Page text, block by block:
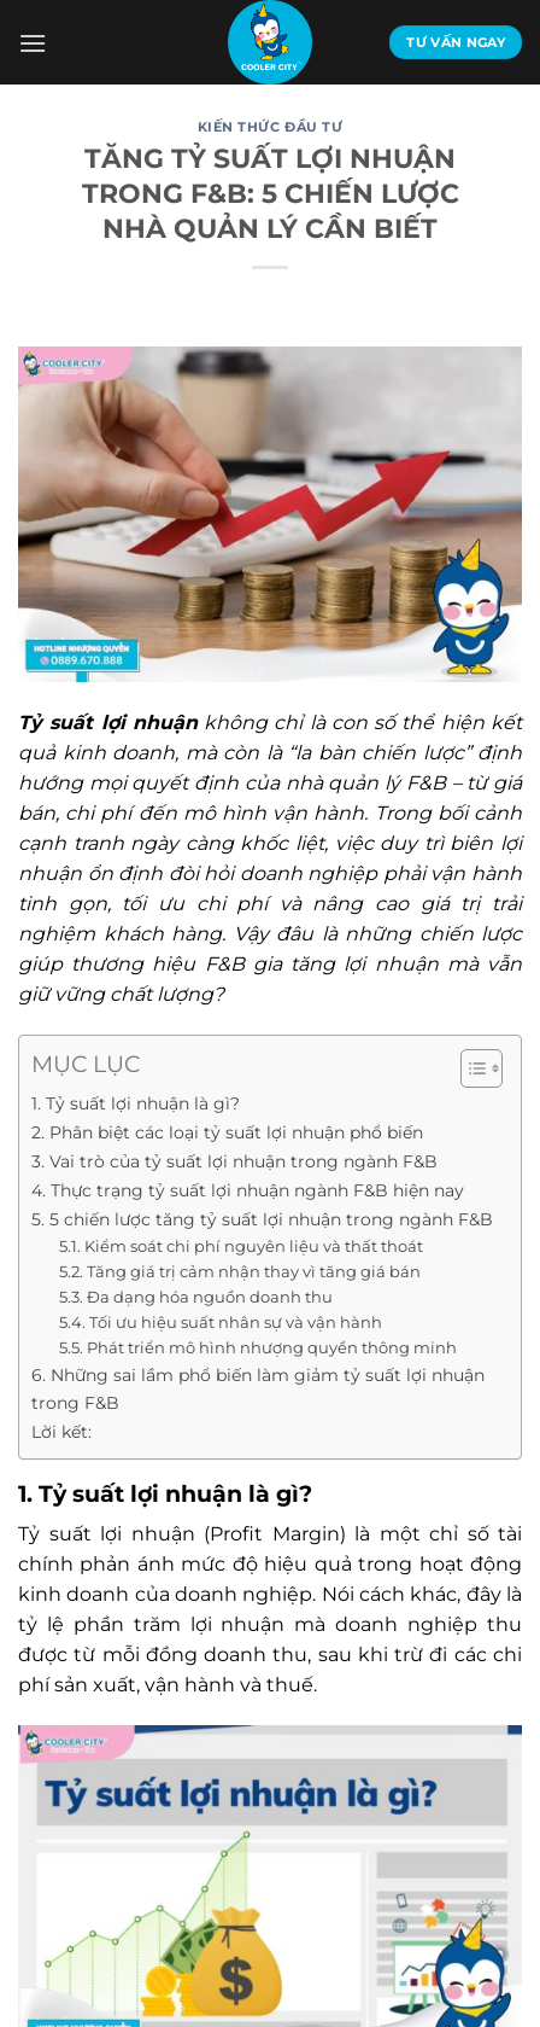
qua
TƯ VẤN NGAY
KIẾN THỨC ĐẦU TƯ
TĂNG TỶ SUẤT LỢI NHUẬN
TRONG F&B: 5 CHIẾN LƯỢC
NHÀ QUẢN LÝ CẦN BIẾT
Tỷ suất lợi nhuận không chỉ là con số thể hiện kết
quả kinh doanh, mà còn là “la bàn chiến lược” định
hướng mọi quyết định của nhà quản lý F&B – từ giá
bán, chi phí đến mô hình vận hành. Trong bối cảnh
cạnh tranh ngày càng khốc liệt, việc duy trì biên lợi
nhuận ổn định đòi hỏi doanh nghiệp phải vận hành
tinh gọn, tối ưu chi phí và nâng cao giá trị trải
nghiệm khách hàng. Vậy đâu là những chiến lược
giúp thương hiệu F&B gia tăng lợi nhuận mà vẫn
giữ vững chất lượng?
MỤC LỤC
1. Tỷ suất lợi nhuận là gì?
2. Phân biệt các loại tỷ suất lợi nhuận phổ biến
3. Vai trò của tỷ suất lợi nhuận trong ngành F&B
4. Thực trạng tỷ suất lợi nhuận ngành F&B hiện nay
5. 5 chiến lược tăng tỷ suất lợi nhuận trong ngành F&B
5.1. Kiểm soát chi phí nguyên liệu và thất thoát
5.2. Tăng giá trị cảm nhận thay vì tăng giá bán
5.3. Đa dạng hóa nguồn doanh thu
5.4. Tối ưu hiệu suất nhân sự và vận hành
5.5. Phát triển mô hình nhượng quyền thông minh
6. Những sai lầm phổ biến làm giảm tỷ suất lợi nhuận
trong F&B
Lời kết:
1. Tỷ suất lợi nhuận là gì?
Tỷ suất lợi nhuận (Profit Margin) là một chỉ số tài
chính phản ánh mức độ hiệu quả trong hoạt động
kinh doanh của doanh nghiệp. Nói cách khác, đây là
tỷ lệ phần trăm lợi nhuận mà doanh nghiệp thu
được từ mỗi đồng doanh thu, sau khi trừ đi các chi
phí sản xuất, vận hành và thuế.